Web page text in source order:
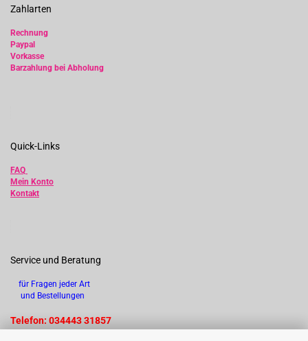
Zahlarten
Rechnung
Paypal
Vorkasse
Barzahlung bei Abholung
Quick-Links
FAQ
Mein Konto
Kontakt
Service und Beratung
für Fragen jeder Art
und Bestellungen
Telefon: 034443 31857